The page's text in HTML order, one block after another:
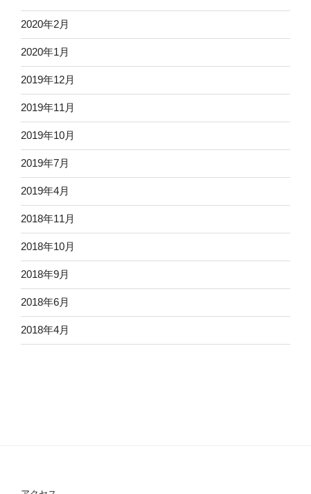
2020年2月
2020年1月
2019年12月
2019年11月
2019年10月
2019年7月
2019年4月
2018年11月
2018年10月
2018年9月
2018年6月
2018年4月